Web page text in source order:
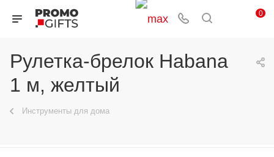
0
Рулетка-брелок Habana
1 м, желтый
Инструменты для дома